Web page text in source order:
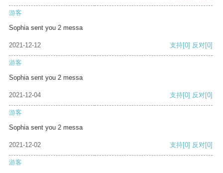
游客
Sophia sent you 2 messa
2021-12-12 支持[0] 反对[0]
游客
Sophia sent you 2 messa
2021-12-04 支持[0] 反对[0]
游客
Sophia sent you 2 messa
2021-12-02 支持[0] 反对[0]
游客